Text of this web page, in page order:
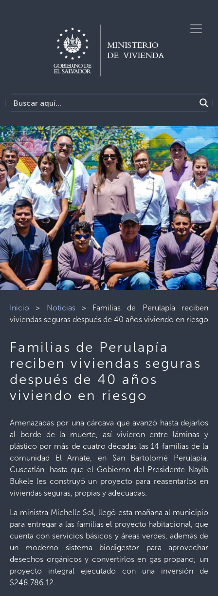
Inicio > Noticias> Familias de Perulapía reciben
viviendas seguras después de 40 años viviendo en riesgo
Familias de Perulapía
reciben viviendas seguras
después de 40 años
viviendo en riesgo
Amenazadas por una cárcava que avanzó hasta dejarlos
al borde de la muerte, así vivieron entre láminas y
plástico por más de cuatro décadas las 14 familias de la
comunidad El Amate, en San Bartolomé Perulapía,
Cuscatlán, hasta que el Gobierno del Presidente Nayib
Bukele les construyó un proyecto para reasentarlos en
viviendas seguras, propias y adecuadas.
La ministra Michelle Sol, llegó esta mañana al municipio
para entregar a las familias el proyecto habitacional, que
cuenta con servicios básicos y áreas verdes, además de
un moderno sistema biodigestor para aprovechar
desechos orgánicos y convertirlos en gas propano; un
proyecto integral ejecutado con una inversión de
$248,786.12.